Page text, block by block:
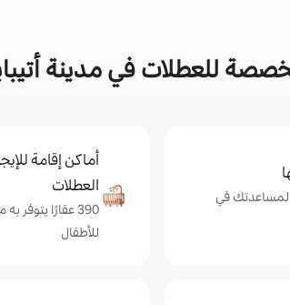
للعطلات في مدينة
منه لمساعدتك في
أماكن إقامة
العطلات
390 عقارًا
للأطفال